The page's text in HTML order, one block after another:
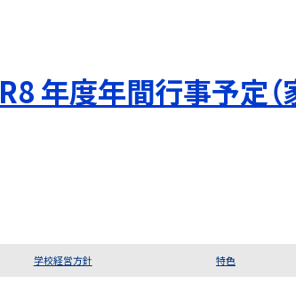
R8 年度年間行事予定（
学校経営方針 特色